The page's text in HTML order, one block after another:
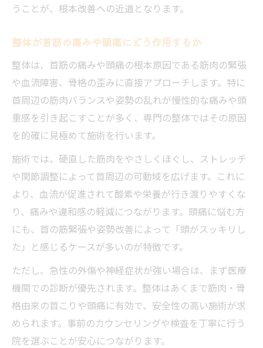
うことが、根本改善への近道となります。
整体が首筋の痛みや頭痛にどう作用するか
整体は、首筋の痛みや頭痛の根本原因である筋肉の緊張
や血流障害、骨格の歪みに直接アプローチします。特に
首周辺の筋肉バランスや姿勢の乱れが慢性的な痛みや頭
重感を引き起こすことが多く、専門の整体ではその原因
を的確に見極めて施術を行います。
施術では、硬直した筋肉をやさしくほぐし、ストレッチ
や関節調整によって首周辺の可動域を広げます。これに
より、血流が促進されて酸素や栄養が行き渡りやすくな
り、痛みや違和感の軽減につながります。頭痛に悩む方
にも、首の筋緊張や姿勢改善によって「頭がスッキリし
た」と感じるケースが多いのが特徴です。
ただし、急性の外傷や神経症状が強い場合は、まず医療
機関での診断が優先されます。整体はあくまで筋肉・骨
格由来の首こりや頭痛に有効で、安全性の高い施術が求
められます。事前のカウンセリングや検査を丁寧に行う
院を選ぶことが安心につながります。